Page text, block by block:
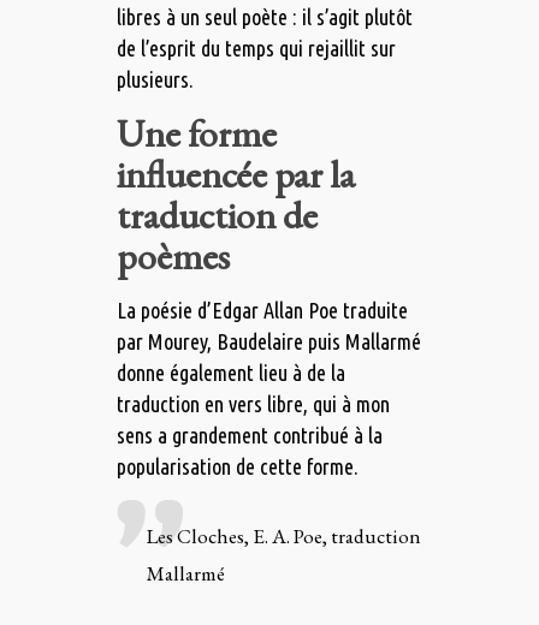
libres à un seul poète : il s’agit plutôt
de l’esprit du temps qui rejaillit sur
plusieurs.
Une forme
influencée par la
traduction de
poèmes
La poésie d’Edgar Allan Poe traduite
par Mourey, Baudelaire puis Mallarmé
donne également lieu à de la
traduction en vers libre, qui à mon
sens a grandement contribué à la
popularisation de cette forme.
Les Cloches, E. A. Poe, traduction
Mallarmé